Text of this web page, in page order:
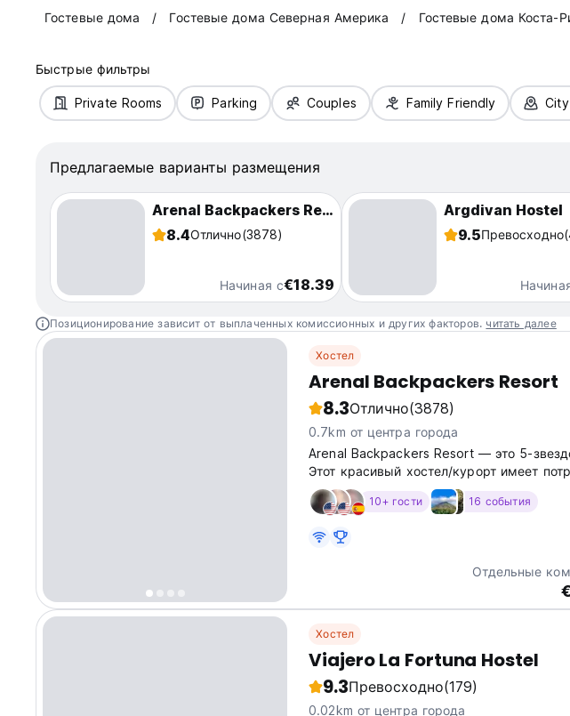
Гостевые дома Гостевые дома Северная Америка Гостевые дома Коста-
Быстрые фильтры
Private Rooms Parking Couples Family Friendly
Предлагаемые варианты размещения
Arenal Backpackers Resort
8.4Отлично(3878)
Начиная с€18.39
Argdivan Hostel
9.5Превосходно
Позиционирование зависит от выплаченных комиссионных и других факторов. читать далее
Хостел
Arenal Backpackers Resort
8.3Отлично(3878)
0.7km от центра города
Arenal Backpackers Resort — это 5-
Этот красивый хостел/курорт имеет
10+ гости 16 события
Отдельные
Хостел
Viajero La Fortuna Hostel
9.3Превосходно(179)
0.02km от центра города